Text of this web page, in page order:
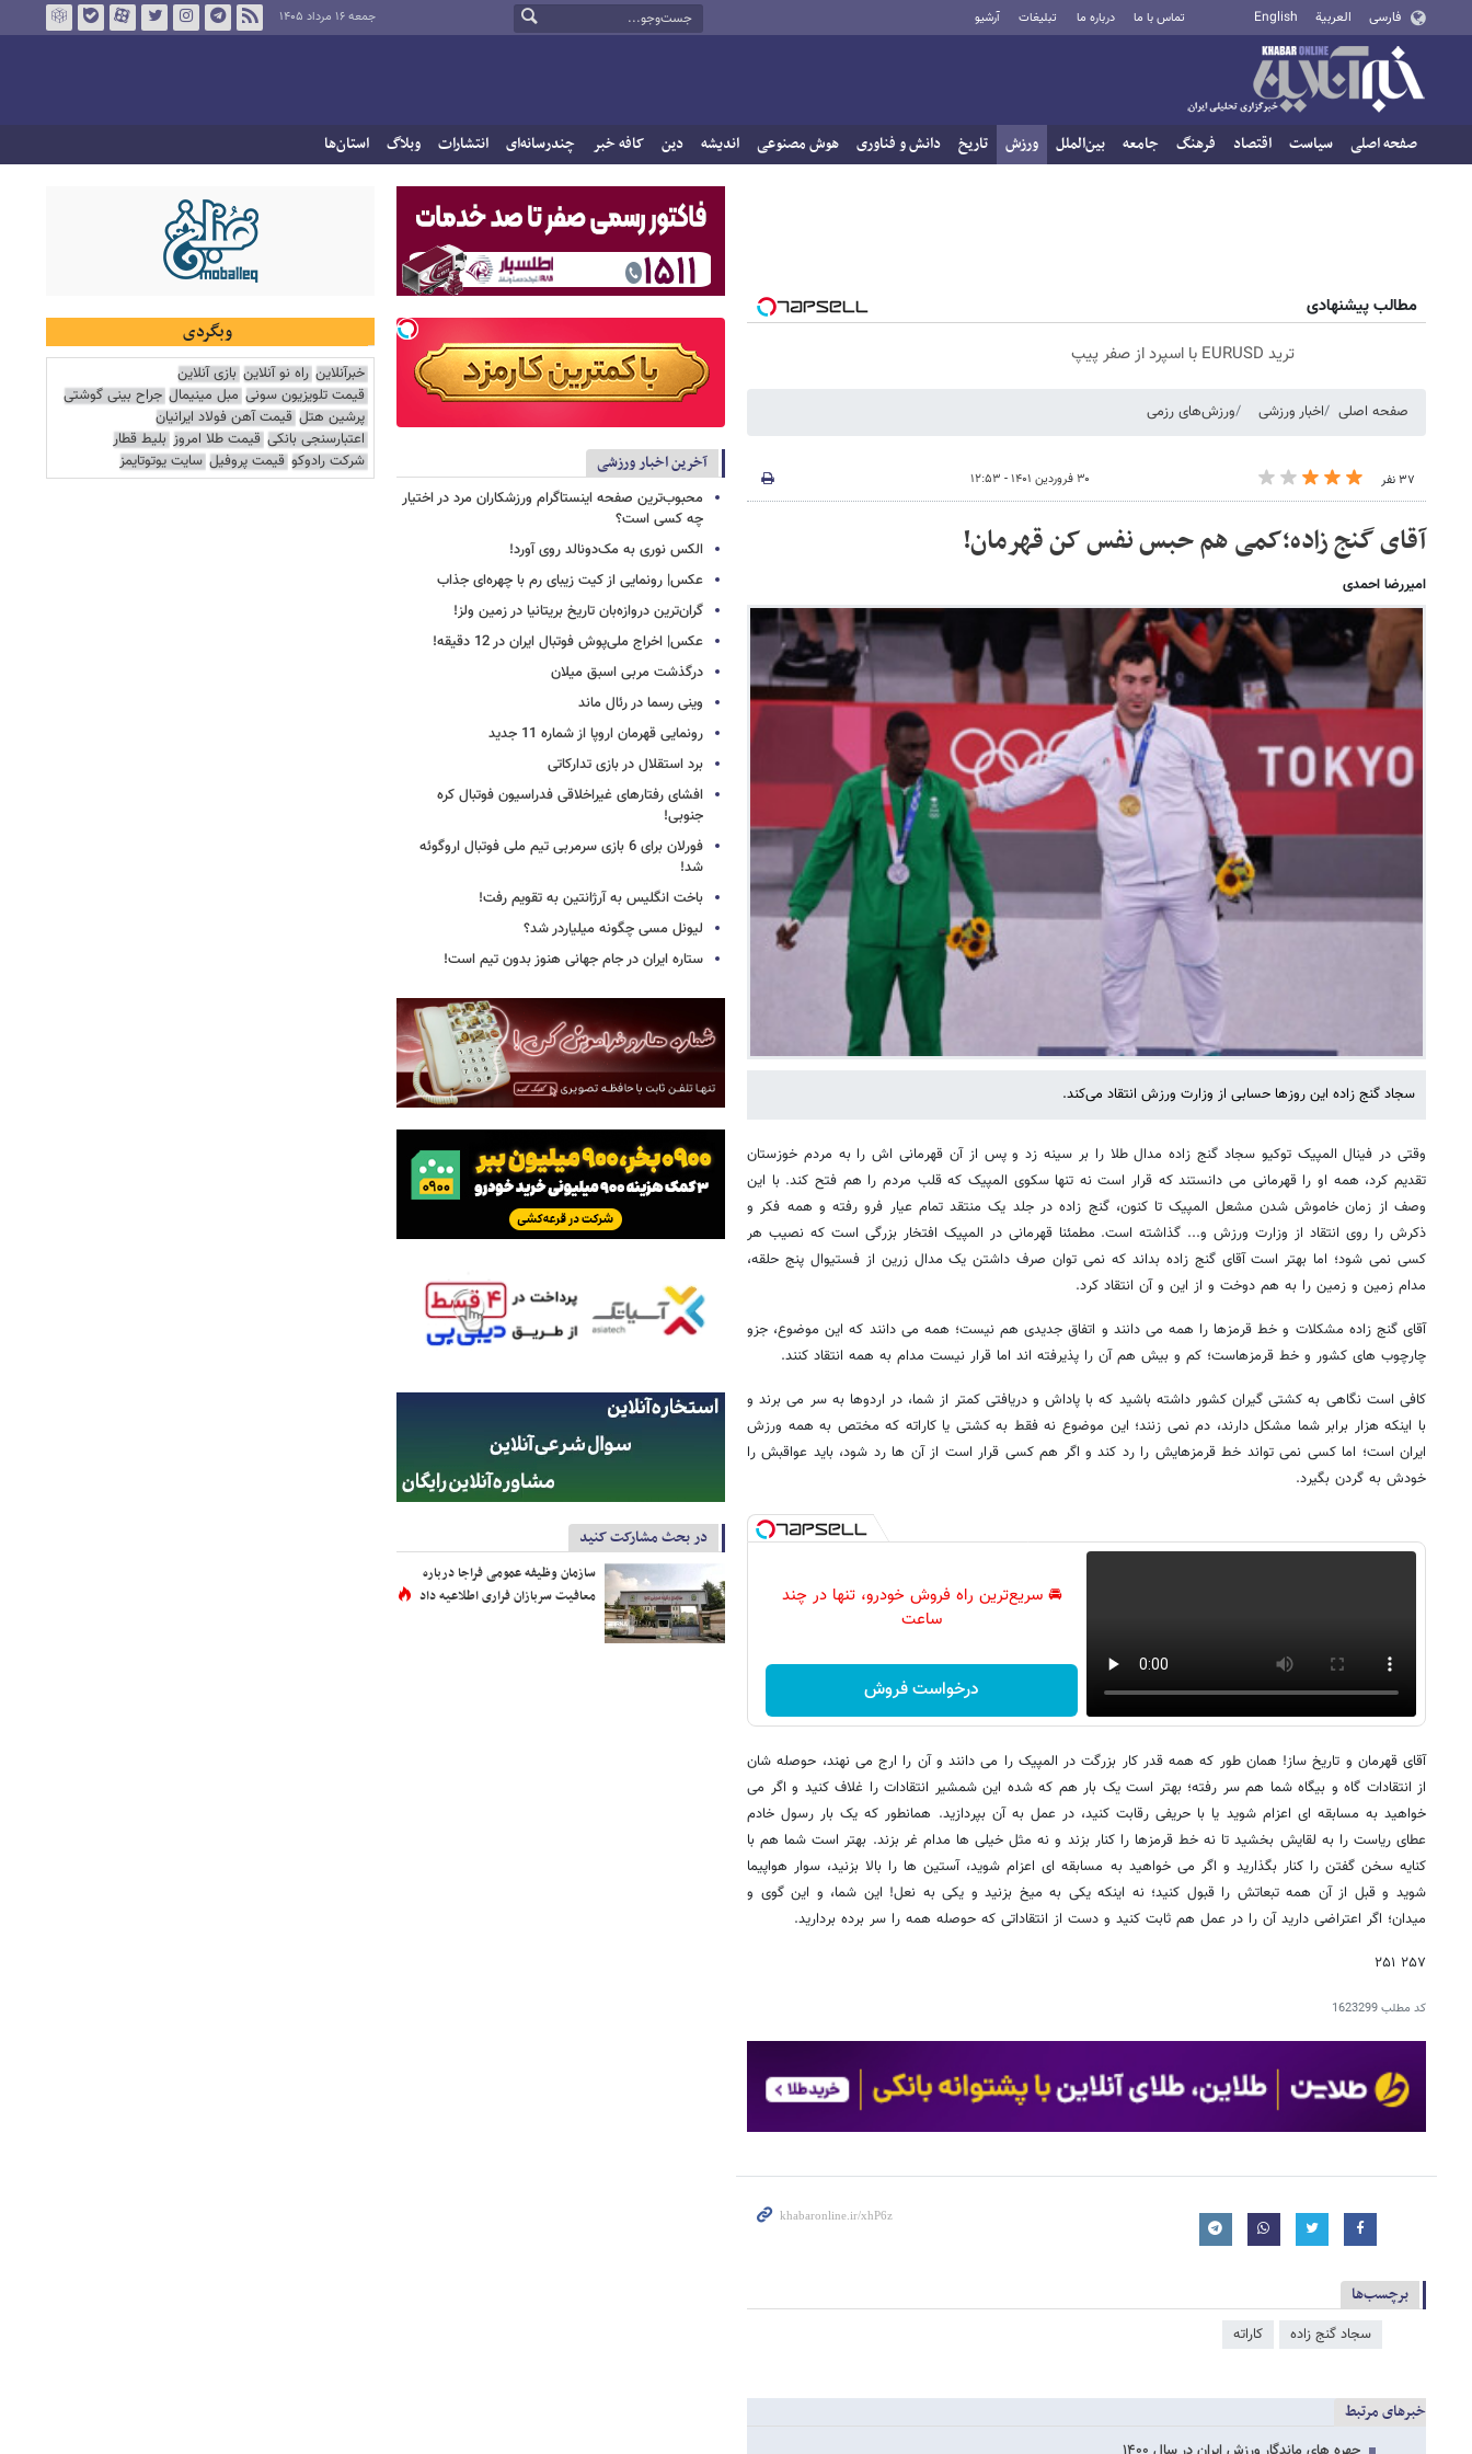
فارسی العربية English تماس با ما درباره ما تبلیغات آرشیو جمعه ۱۶ مرداد ۱۴۰۵
صفحه اصلی سیاست اقتصاد فرهنگ جامعه بین‌الملل ورزش تاریخ دانش و فناوری هوش مصنوعی اندیشه دین کافه خبر چندرسانه‌ای انتشارات وبلاگ استان‌ها
مطالب پیشنهادی
ترید EURUSD با اسپرد از صفر پیپ
صفحه اصلی اخبار ورزشی ورزش‌های رزمی
۳۷ نفر ۳۰ فروردین ۱۴۰۱ - ۱۲:۵۳
آقای گنج زاده؛کمی هم حبس نفس کن قهرمان!
امیررضا احمدی
سجاد گنج زاده این روزها حسابی از وزارت ورزش انتقاد می‌کند.
وقتی در فینال المپیک توکیو سجاد گنج زاده مدال طلا را بر سینه زد و پس از آن قهرمانی اش را به مردم خوزستان
تقدیم کرد، همه او را قهرمانی می دانستند که قرار است نه تنها سکوی المپیک که قلب مردم را هم فتح کند. با این
وصف از زمان خاموش شدن مشعل المپیک تا کنون، گنج زاده در جلد یک منتقد تمام عیار فرو رفته و همه فکر و
ذکرش را روی انتقاد از وزارت ورزش و... گذاشته است. مطمئنا قهرمانی در المپیک افتخار بزرگی است که نصیب هر
کسی نمی شود؛ اما بهتر است آقای گنج زاده بداند که نمی توان صرف داشتن یک مدال زرین از فستیوال پنج حلقه،
مدام زمین و زمین را به هم دوخت و از این و آن انتقاد کرد.
آقای گنج زاده مشکلات و خط قرمزها را همه می دانند و اتفاق جدیدی هم نیست؛ همه می دانند که این موضوع، جزو
چارچوب های کشور و خط قرمزهاست؛ کم و بیش هم آن را پذیرفته اند اما قرار نیست مدام به همه انتقاد کنند.
کافی است نگاهی به کشتی گیران کشور داشته باشید که با پاداش و دریافتی کمتر از شما، در اردوها به سر می برند و
با اینکه هزار برابر شما مشکل دارند، دم نمی زنند؛ این موضوع نه فقط به کشتی یا کاراته که مختص به همه ورزش
ایران است؛ اما کسی نمی تواند خط قرمزهایش را رد کند و اگر هم کسی قرار است از آن ها رد شود، باید عواقبش را
خودش به گردن بگیرد.
🚘 سریع‌ترین راه فروش خودرو، تنها در چند
ساعت
درخواست فروش
آقای قهرمان و تاریخ ساز! همان طور که همه قدر کار بزرگت در المپیک را می دانند و آن را ارج می نهند، حوصله شان
از انتقادات گاه و بیگاه شما هم سر رفته؛ بهتر است یک بار هم که شده این شمشیر انتقادات را غلاف کنید و اگر می
خواهید به مسابقه ای اعزام شوید یا با حریفی رقابت کنید، در عمل به آن بپردازید. همانطور که یک بار رسول خادم
عطای ریاست را به لقایش بخشید تا نه خط قرمزها را کنار بزند و نه مثل خیلی ها مدام غر بزند. بهتر است شما هم با
کنایه سخن گفتن را کنار بگذارید و اگر می خواهید به مسابقه ای اعزام شوید، آستین ها را بالا بزنید، سوار هواپیما
شوید و قبل از آن همه تبعاتش را قبول کنید؛ نه اینکه یکی به میخ بزنید و یکی به نعل! این شما، و این گوی و
میدان؛ اگر اعتراضی دارید آن را در عمل هم ثابت کنید و دست از انتقاداتی که حوصله همه را سر برده بردارید.
۲۵۷ ۲۵۱
کد مطلب1623299
برچسب‌ها
سجاد گنج زاده کاراته
خبرهای مرتبط
آخرین اخبار ورزشی
محبوب‌ترین صفحه اینستاگرام ورزشکاران مرد در اختیار
چه کسی است؟
الکس نوری به مک‌دونالد روی آورد!
عکس| رونمایی از کیت زیبای رم با چهره‌ای جذاب
گران‌ترین دروازه‌بان تاریخ بریتانیا در زمین ولز!
عکس| اخراج ملی‌پوش فوتبال ایران در 12 دقیقه!
درگذشت مربی اسبق میلان
وینی رسما در رئال ماند
رونمایی قهرمان اروپا از شماره 11 جدید
برد استقلال در بازی تدارکاتی
افشای رفتارهای غیراخلاقی فدراسیون فوتبال کره
جنوبی!
فورلان برای 6 بازی سرمربی تیم ملی فوتبال اروگوئه
شد!
باخت انگلیس به آرژانتین به تقویم رفت!
لیونل مسی چگونه میلیاردر شد؟
ستاره ایران در جام جهانی هنوز بدون تیم است!
در بحث مشارکت کنید
سازمان وظیفه عمومی فراجا درباره
معافیت سربازان فراری اطلاعیه داد
وبگردی
خبرآنلاین راه نو آنلاین بازی آنلاین
قیمت تلویزیون سونی مبل مینیمال جراح بینی گوشتی
پرشین هتل قیمت آهن فولاد ایرانیان
اعتبارسنجی بانکی قیمت طلا امروز بلیط قطار
شرکت رادوکو قیمت پروفیل سایت یوتوتایمز